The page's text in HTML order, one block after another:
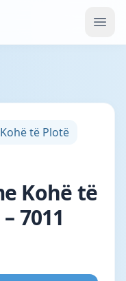
të Plotë
Kohë të
7011